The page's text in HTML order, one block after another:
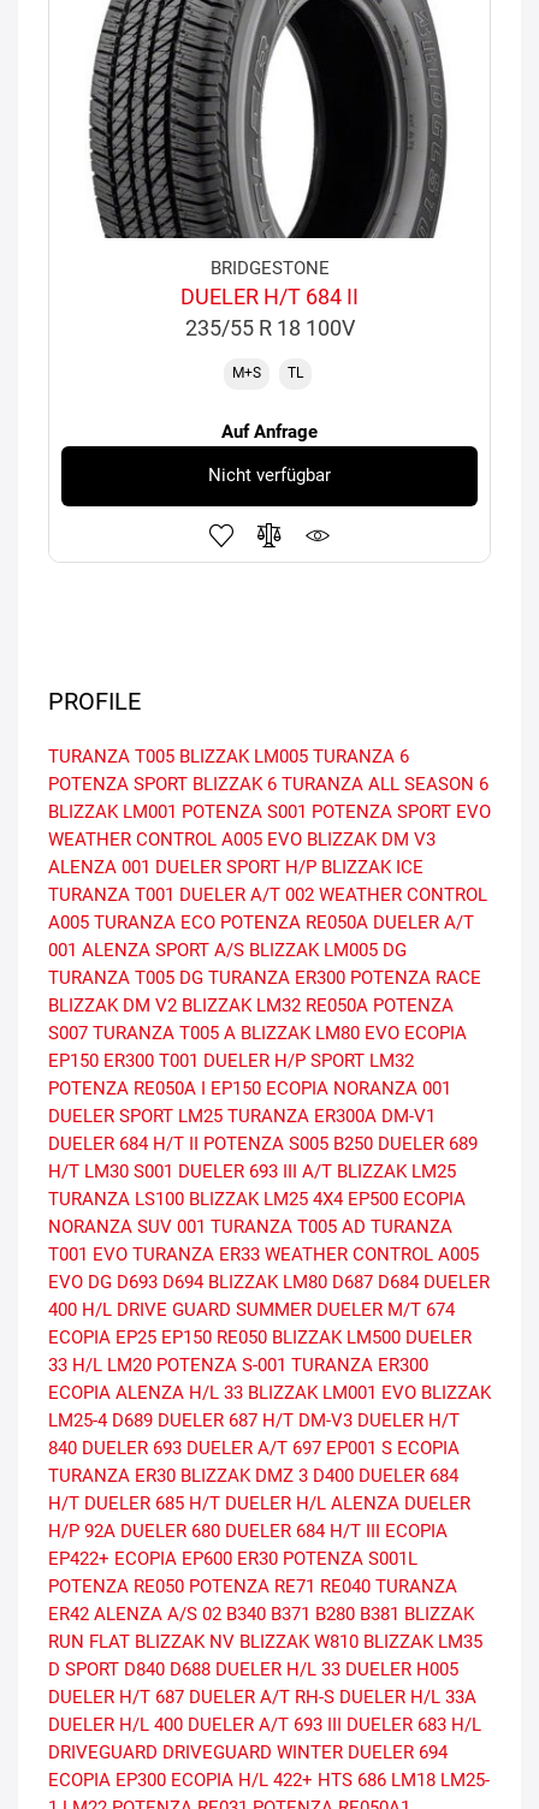
BRIDGESTONE
DUELER H/T 684 II
235/55 R 18 100V
M+S TL
Auf Anfrage
Nicht verfügbar
PROFILE
TURANZA T005 BLIZZAK LM005 TURANZA 6
POTENZA SPORT BLIZZAK 6 TURANZA ALL SEASON 6
BLIZZAK LM001 POTENZA S001 POTENZA SPORT EVO
WEATHER CONTROL A005 EVO BLIZZAK DM V3
ALENZA 001 DUELER SPORT H/P BLIZZAK ICE
TURANZA T001 DUELER A/T 002 WEATHER CONTROL
A005 TURANZA ECO POTENZA RE050A DUELER A/T
001 ALENZA SPORT A/S BLIZZAK LM005 DG
TURANZA T005 DG TURANZA ER300 POTENZA RACE
BLIZZAK DM V2 BLIZZAK LM32 RE050A POTENZA
S007 TURANZA T005 A BLIZZAK LM80 EVO ECOPIA
EP150 ER300 T001 DUELER H/P SPORT LM32
POTENZA RE050A I EP150 ECOPIA NORANZA 001
DUELER SPORT LM25 TURANZA ER300A DM-V1
DUELER 684 H/T II POTENZA S005 B250 DUELER 689
H/T LM30 S001 DUELER 693 III A/T BLIZZAK LM25
TURANZA LS100 BLIZZAK LM25 4X4 EP500 ECOPIA
NORANZA SUV 001 TURANZA T005 AD TURANZA
T001 EVO TURANZA ER33 WEATHER CONTROL A005
EVO DG D693 D694 BLIZZAK LM80 D687 D684 DUELER
400 H/L DRIVE GUARD SUMMER DUELER M/T 674
ECOPIA EP25 EP150 RE050 BLIZZAK LM500 DUELER
33 H/L LM20 POTENZA S-001 TURANZA ER300
ECOPIA ALENZA H/L 33 BLIZZAK LM001 EVO BLIZZAK
LM25-4 D689 DUELER 687 H/T DM-V3 DUELER H/T
840 DUELER 693 DUELER A/T 697 EP001 S ECOPIA
TURANZA ER30 BLIZZAK DMZ 3 D400 DUELER 684
H/T DUELER 685 H/T DUELER H/L ALENZA DUELER
H/P 92A DUELER 680 DUELER 684 H/T III ECOPIA
EP422+ ECOPIA EP600 ER30 POTENZA S001L
POTENZA RE050 POTENZA RE71 RE040 TURANZA
ER42 ALENZA A/S 02 B340 B371 B280 B381 BLIZZAK
RUN FLAT BLIZZAK NV BLIZZAK W810 BLIZZAK LM35
D SPORT D840 D688 DUELER H/L 33 DUELER H005
DUELER H/T 687 DUELER A/T RH-S DUELER H/L 33A
DUELER H/L 400 DUELER A/T 693 III DUELER 683 H/L
DRIVEGUARD DRIVEGUARD WINTER DUELER 694
ECOPIA EP300 ECOPIA H/L 422+ HTS 686 LM18 LM25-